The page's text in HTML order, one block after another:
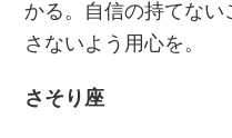
かる。自信の持てな
さないよう用心を。
さそり座